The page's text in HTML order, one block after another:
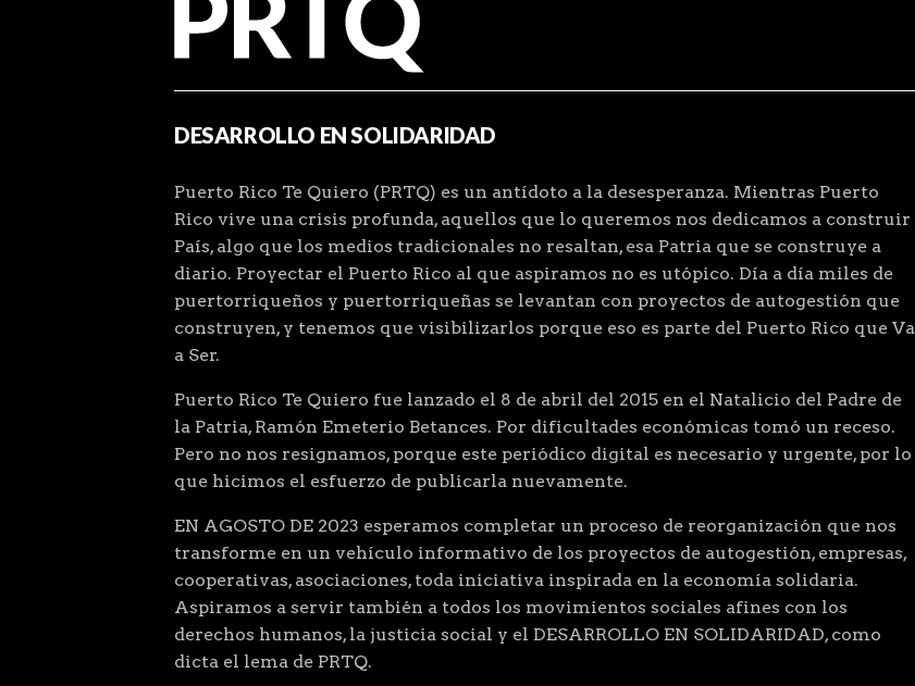
DESARROLLO EN SOLIDARIDAD
Puerto Rico Te Quiero (PRTQ) es un antídoto a la desesperanza. Mientras Puerto
Rico vive una crisis profunda, aquellos que lo queremos nos dedicamos a construir
País, algo que los medios tradicionales no resaltan, esa Patria que se construye a
diario. Proyectar el Puerto Rico al que aspiramos no es utópico. Día a día miles de
puertorriqueños y puertorriqueñas se levantan con proyectos de autogestión que
construyen, y tenemos que visibilizarlos porque eso es parte del Puerto Rico que Va
a Ser.
Puerto Rico Te Quiero fue lanzado el 8 de abril del 2015 en el Natalicio del Padre de
la Patria, Ramón Emeterio Betances. Por dificultades económicas tomó un receso.
Pero no nos resignamos, porque este periódico digital es necesario y urgente, por lo
que hicimos el esfuerzo de publicarla nuevamente.
EN AGOSTO DE 2023 esperamos completar un proceso de reorganización que nos
transforme en un vehículo informativo de los proyectos de autogestión, empresas,
cooperativas, asociaciones, toda iniciativa inspirada en la economía solidaria.
Aspiramos a servir también a todos los movimientos sociales afines con los
derechos humanos, la justicia social y el DESARROLLO EN SOLIDARIDAD, como
dicta el lema de PRTQ.